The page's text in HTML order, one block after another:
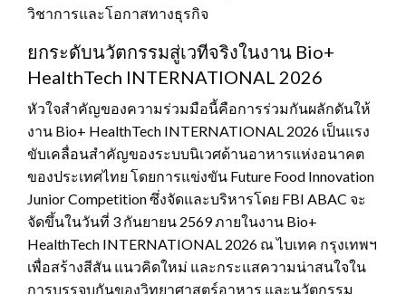
วิชาการและโอกาสทางธุรกิจ
ยกระดับนวัตกรรมสู่เวทีจริงในงาน Bio+
HealthTech INTERNATIONAL 2026
หัวใจสำคัญของความร่วมมือนี้คือการร่วมกันผลักดันให้
งาน Bio+ HealthTech INTERNATIONAL 2026 เป็นแรง
ขับเคลื่อนสำคัญของระบบนิเวศด้านอาหารแห่งอนาคต
ของประเทศไทย โดยการแข่งขัน Future Food Innovation
Junior Competition ซึ่งจัดและบริหารโดย FBI ABAC จะ
จัดขึ้นในวันที่ 3 กันยายน 2569 ภายในงาน Bio+
HealthTech INTERNATIONAL 2026 ณ ไบเทค กรุงเทพฯ
เพื่อสร้างสีสัน แนวคิดใหม่ และกระแสความน่าสนใจใน
การบรรจบกันของวิทยาศาสตร์อาหาร และนวัตกรรม